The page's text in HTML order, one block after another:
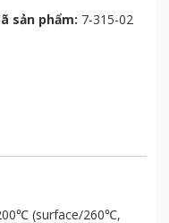
sản phẩm: 7-315-02
(surface/260℃,